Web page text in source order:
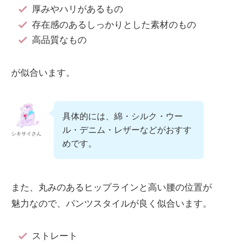
厚みやハリがあるもの
存在感のあるしっかりとした素材のもの
高品質なもの
が似合います。
シキサイさん
具体的には、綿・シルク・ウー
ル・デニム・レザーなどがおすす
めです。
また、丸みのあるヒップラインと高い腰の位置が
魅力なので、パンツスタイルが良く似合います。
ストレート